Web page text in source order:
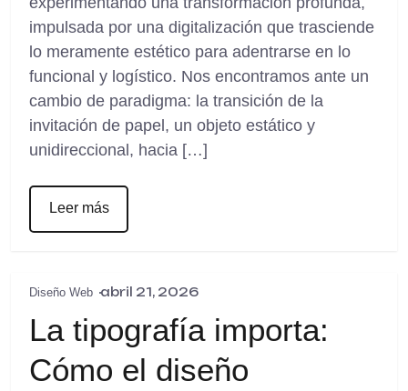
impulsada por una digitalización que trasciende
lo meramente estético para adentrarse en lo
funcional y logístico. Nos encontramos ante un
cambio de paradigma: la transición de la
invitación de papel, un objeto estático y
unidireccional, hacia […]
Leer más
Diseño Web abril 21, 2026
La tipografía importa:
Cómo el diseño